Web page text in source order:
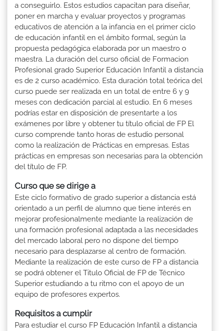
a conseguirlo. Estos estudios capacitan para diseñar,
poner en marcha y evaluar proyectos y programas
educativos de atención a la infancia en el primer ciclo
de educación infantil en el ámbito formal, según la
propuesta pedagógica elaborada por un maestro o
maestra. La duración del curso oficial de Formacion
Profesional grado Superior Educación Infantil a distancia
es de 2 curso académico. Esta duración total teórica del
curso puede ser realizada en un total de entre 6 y 9
meses con dedicación parcial al estudio. En 6 meses
podrías estar en disposición de presentarte a los
exámenes por libre y obtener tu título oficial de FP El
curso comprende tanto horas de estudio personal
como la realización de Prácticas en empresas. Estas
prácticas en empresas son necesarias para la obtención
del título de FP.
Curso que se dirige a
Este ciclo formativo de grado superior a distancia está
orientado a un perfil de alumno que tiene interés en
mejorar profesionalmente mediante la realización de
una formación profesional adaptada a las necesidades
del mercado laboral pero no dispone del tiempo
necesario para desplazarse al centro de formación.
Mediante la realización de este curso de FP a distancia
se podrá obtener el Titulo Oficial de FP de Técnico
Superior estudiando a tu ritmo con el apoyo de un
equipo de profesores expertos.
Requisitos a cumplir
Para estudiar el curso FP Educación Infantil a distancia